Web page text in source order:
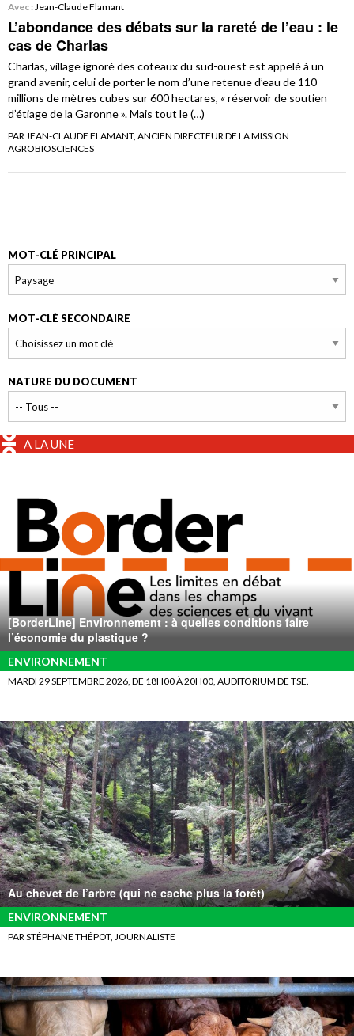
Avec :Jean-Claude Flamant
L’abondance des débats sur la rareté de l’eau : le
cas de Charlas
Charlas, village ignoré des coteaux du sud-ouest est appelé à un
grand avenir, celui de porter le nom d’une retenue d’eau de 110
millions de mètres cubes sur 600 hectares, « réservoir de soutien
d’étiage de la Garonne ». Mais tout le (…)
PAR JEAN-CLAUDE FLAMANT, ANCIEN DIRECTEUR DE LA MISSION
AGROBIOSCIENCES
MOT-CLÉ PRINCIPAL
MOT-CLÉ SECONDAIRE
NATURE DU DOCUMENT
A LA UNE
[BorderLine] Environnement : à quelles conditions faire
l’économie du plastique ?
ENVIRONNEMENT
MARDI 29 SEPTEMBRE 2026, DE 18H00 À 20H00, AUDITORIUM DE TSE.
Au chevet de l’arbre (qui ne cache plus la forêt)
ENVIRONNEMENT
PAR STÉPHANE THÉPOT, JOURNALISTE